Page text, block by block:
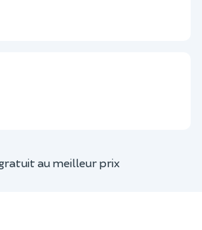
au meilleur prix